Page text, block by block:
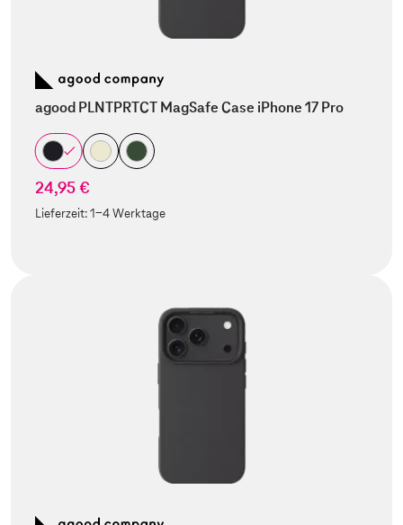
agood PLNTPRTCT MagSafe Case iPhone 17 Pro
24,95 €
Lieferzeit:1-4 Werktage